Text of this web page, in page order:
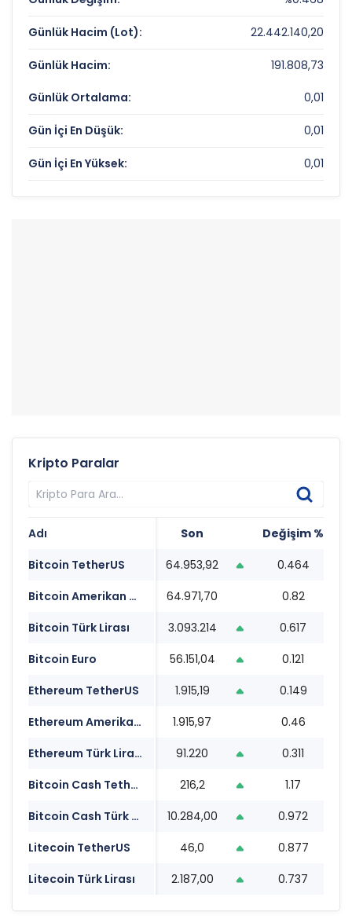
Günlük Hacim (Lot): 22.442.140,20
Günlük Hacim: 191.808,73
Günlük Ortalama: 0,01
Gün İçi En Düşük: 0,01
Gün İçi En Yüksek: 0,01
Kripto Paralar
Adı Son Değişim %
Bitcoin TetherUS
64.953,92 0.464
Bitcoin Amerikan Doları
64.971,70 0.82
Bitcoin Türk Lirası
3.093.214 0.617
Bitcoin Euro
56.151,04 0.121
Ethereum TetherUS
1.915,19 0.149
Ethereum Amerikan Doları
1.915,97 0.46
Ethereum Türk Lirası
91.220 0.311
Bitcoin Cash TetherUS
216,2 1.17
Bitcoin Cash Türk Lirası
10.284,00 0.972
Litecoin TetherUS
46,0 0.877
Litecoin Türk Lirası
2.187,00 0.737